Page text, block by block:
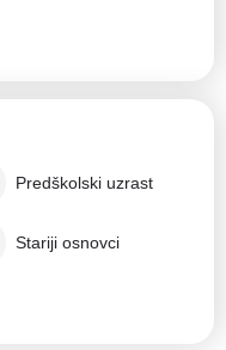
Predškolski uzrast
Stariji osnovci